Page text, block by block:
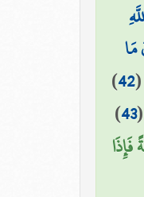
(
42
)
(
43
)